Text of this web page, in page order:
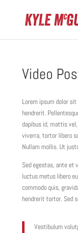
Video
Lorem ipsum dolor
hendrerit.
dapibus id, mattis
viverra, tortor libero
Nullam mollis. Ut
Sed egestas, ante et
luctus metus libero
commodo quis,
hendrerit tortor. Sed
Vestibulum